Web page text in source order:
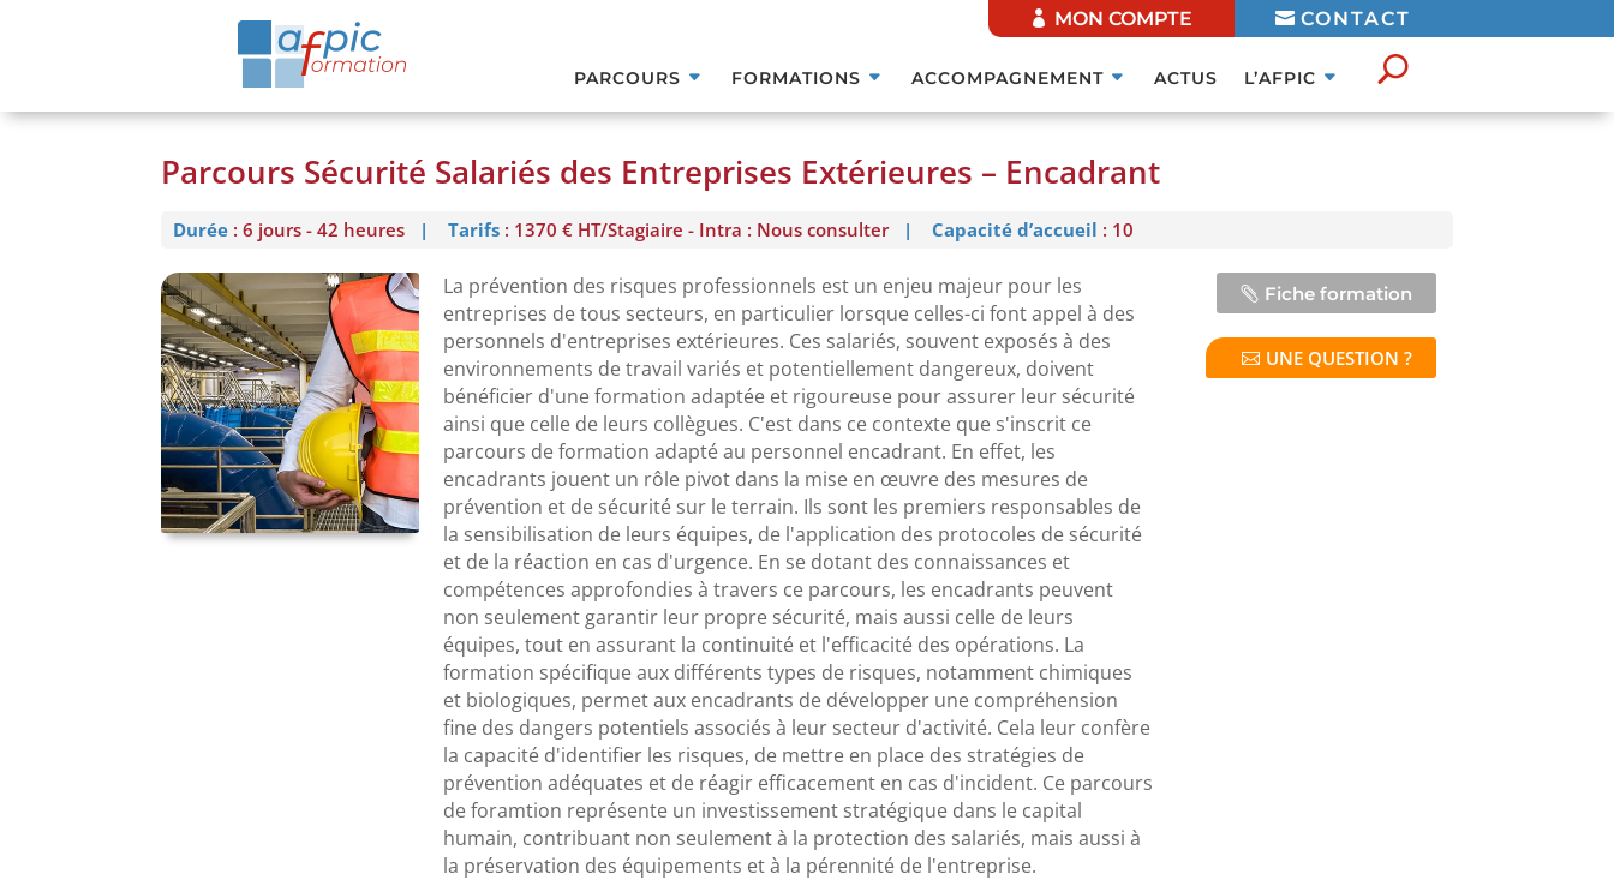
CONTACT
MON COMPTE
PARCOURS FORMATIONS ACCOMPAGNEMENT ACTUS L’AFPIC
Parcours Sécurité Salariés des Entreprises Extérieures – Encadrant
Durée :6 jours - 42 heures | Tarifs : 1370 € HT/Stagiaire - Intra : Nous consulter | Capacité d’accueil : 10
La prévention des risques professionnels est un enjeu majeur pour les
entreprises de tous secteurs, en particulier lorsque celles-ci font appel à des
personnels d'entreprises extérieures. Ces salariés, souvent exposés à des
environnements de travail variés et potentiellement dangereux, doivent
bénéficier d'une formation adaptée et rigoureuse pour assurer leur sécurité
ainsi que celle de leurs collègues. C'est dans ce contexte que s'inscrit ce
parcours de formation adapté au personnel encadrant. En effet, les
encadrants jouent un rôle pivot dans la mise en œuvre des mesures de
prévention et de sécurité sur le terrain. Ils sont les premiers responsables de
la sensibilisation de leurs équipes, de l'application des protocoles de sécurité
et de la réaction en cas d'urgence. En se dotant des connaissances et
compétences approfondies à travers ce parcours, les encadrants peuvent
non seulement garantir leur propre sécurité, mais aussi celle de leurs
équipes, tout en assurant la continuité et l'efficacité des opérations. La
formation spécifique aux différents types de risques, notamment chimiques
et biologiques, permet aux encadrants de développer une compréhension
fine des dangers potentiels associés à leur secteur d'activité. Cela leur confère
la capacité d'identifier les risques, de mettre en place des stratégies de
prévention adéquates et de réagir efficacement en cas d'incident. Ce parcours
de foramtion représente un investissement stratégique dans le capital
humain, contribuant non seulement à la protection des salariés, mais aussi à
la préservation des équipements et à la pérennité de l'entreprise.
Fiche formation
UNE QUESTION ?